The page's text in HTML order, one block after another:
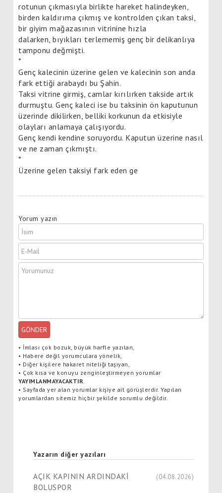
rotunun çıkmasıyla birlikte hareket halindeyken,
birden kaldırıma çıkmış ve kontrolden çıkan taksi,
bir giyim mağazasının vitrinine hızla
dalarken, bıyıkları terlememiş genç bir delikanlıya
tamponu değmişti.
*
Genç kalecinin üzerine gelen ve kalecinin son anda
fark ettiği arabaydı bu Şahin.
Taksi vitrine girmiş, camlar kırılırken takside artık
durmuştu. Genç kaleci ise bu taksinin ön kaputunun
üzerinde dikilirken, belliki korkunun da etkisiyle
olayları anlamaya çalışıyordu.
Genç kendi kendine soruyordu. Kaputun üzerine nasıl
ve ne zaman çıkmıştı.
*
Üzerine gelen taksiyi fark eden ge
Yorum yazın
GÖNDER
• İmlası çok bozuk, büyük harfle yazılan,
• Habere değil yorumculara yönelik,
• Diğer kişilere hakaret niteliği taşıyan,
• Çok kısa ve konuyu zenginleştirmeyen yorumlar
YAYIMLANMAYACAKTIR.
• Sayfada yer alan yorumlar kişiye ait görüşlerdir. Yapılan
yorumlardan sitemiz hiçbir şekilde sorumlu değildir.
Yazarın diğer yazıları
AÇIK KAPININ ARDINDAKİ
BOLUSPOR
(04.08.2026)